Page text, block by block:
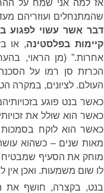
אז למה אני שמח על
שהמתנחלים ועוזריהם
דבר אשר עשוי לפגוע
קיימות בפלסטינה, או
אחרות.” (מן הראוי,
הכרזת סן רמו על
העולם. לציונים, במקרה
כאשר בנט פוגע
כאשר הוא שולל את
כאשר הוא לוקח בסמכות
מאות שנים – כשהוא
מוחק את הסעיף שמבטיח
לו שום משמעות. ואכן אין
בנט, בקצרה, חושף את